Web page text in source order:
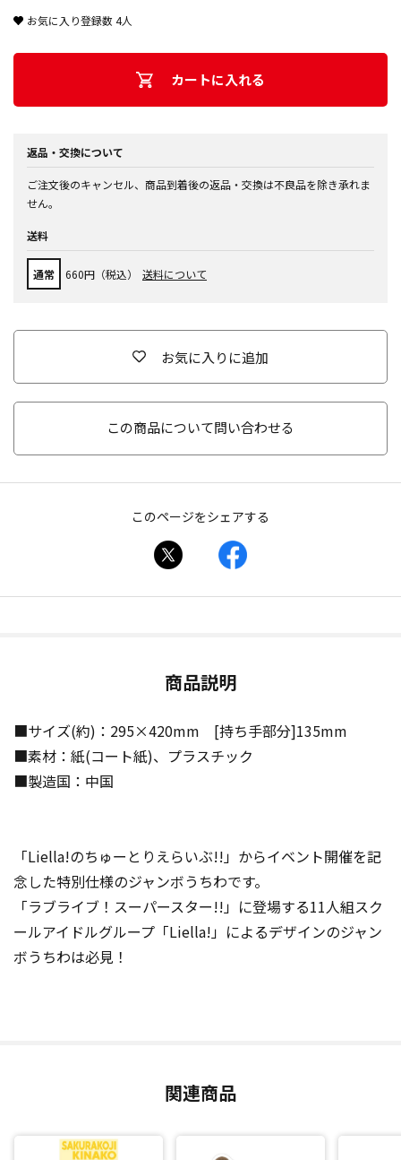
お気に入り登録数4人
カートに入れる
返品・交換について
ご注文後のキャンセル、商品到着後の返品・交換は不良品を除き承れま
せん。
送料
通常 660円（税込） 送料について
お気に入りに追加
この商品について問い合わせる
このページをシェアする
商品説明
■サイズ(約)：295×420mm [持ち手部分]135mm
■素材：紙(コート紙)、プラスチック
■製造国：中国
「Liella!のちゅーとりえらいぶ!!」からイベント開催を記
念した特別仕様のジャンボうちわです。
「ラブライブ！スーパースター!!」に登場する11人組スク
ールアイドルグループ「Liella!」によるデザインのジャン
ボうちわは必見！
関連商品